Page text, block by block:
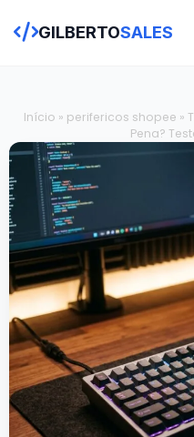
GILBERTOSALES
Início » perifericos shopee »
Pena?